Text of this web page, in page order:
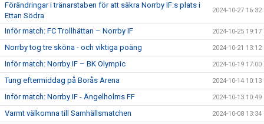
Förändringar i tränarstaben för att säkra Norrby IF:s plats i
Ettan Södra
2024-10-27 16:32
Inför match: FC Trollhättan – Norrby IF 2024-10-25 19:17
Norrby tog tre sköna - och viktiga poäng 2024-10-21 13:12
Inför match: Norrby IF – BK Olympic 2024-10-19 17:00
Tung eftermiddag på Borås Arena 2024-10-14 10:13
Inför match: Norrby IF - Ängelholms FF 2024-10-13 10:49
Varmt välkomna till Samhällsmatchen 2024-10-08 13:34